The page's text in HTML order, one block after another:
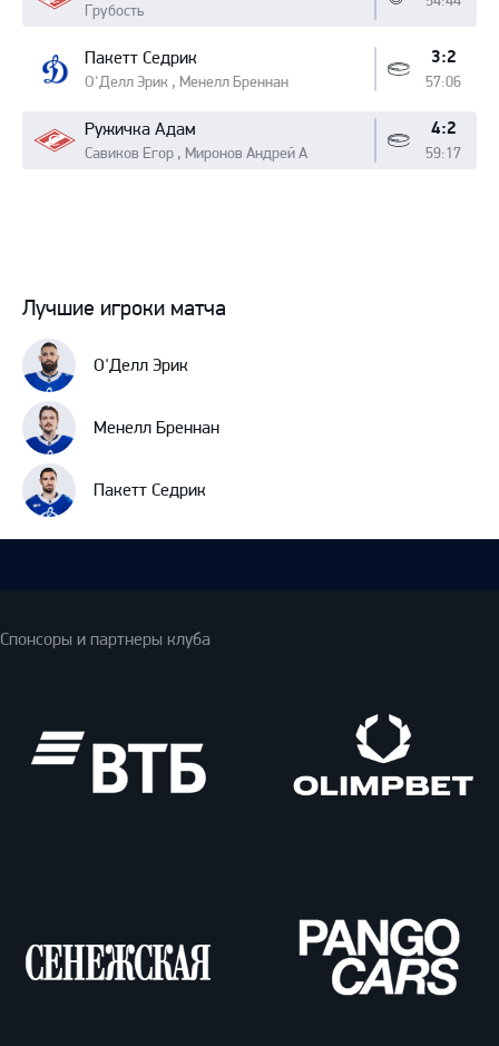
Грубость
Пакетт Седрик
О'Делл Эрик , Менелл Бреннан
3:2
57:06
Ружичка Адам
Савиков Егор , Миронов Андрей А
4:2
59:17
Лучшие игроки матча
О'Делл Эрик
Менелл Бреннан
Пакетт Седрик
Спонсоры и партнеры клуба